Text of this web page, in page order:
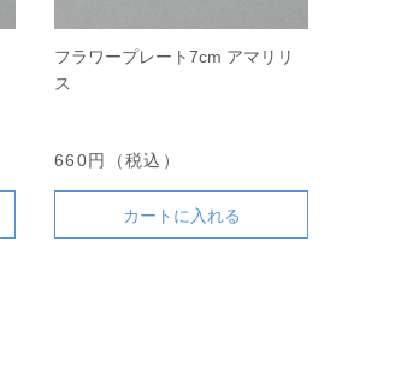
フラワープレート7cm アマリリ
ス
660円（税込）
カートに入れる